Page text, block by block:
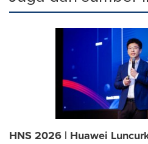
HNS 2026 | Huawei